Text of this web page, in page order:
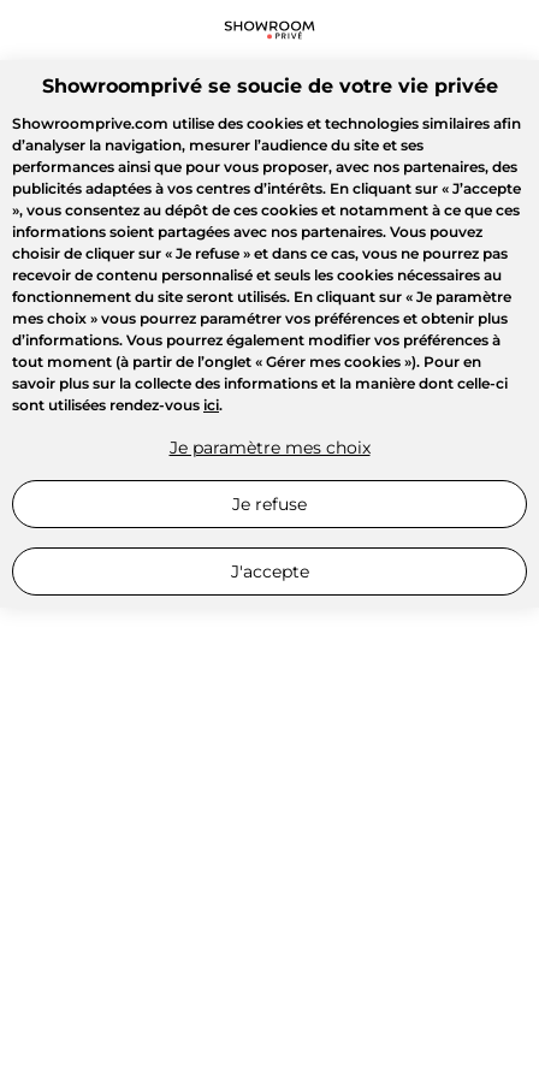
Showroomprivé se soucie de votre vie privée
Showroomprive.com utilise des cookies et technologies similaires afin
d’analyser la navigation, mesurer l’audience du site et ses
performances ainsi que pour vous proposer, avec nos partenaires, des
publicités adaptées à vos centres d’intérêts. En cliquant sur « J’accepte
», vous consentez au dépôt de ces cookies et notamment à ce que ces
informations soient partagées avec nos partenaires. Vous pouvez
choisir de cliquer sur « Je refuse » et dans ce cas, vous ne pourrez pas
recevoir de contenu personnalisé et seuls les cookies nécessaires au
fonctionnement du site seront utilisés. En cliquant sur « Je paramètre
mes choix » vous pourrez paramétrer vos préférences et obtenir plus
d’informations. Vous pourrez également modifier vos préférences à
tout moment (à partir de l’onglet « Gérer mes cookies »). Pour en
savoir plus sur la collecte des informations et la manière dont celle-ci
sont utilisées rendez-vous ici.
Je paramètre mes choix
Je refuse
J'accepte